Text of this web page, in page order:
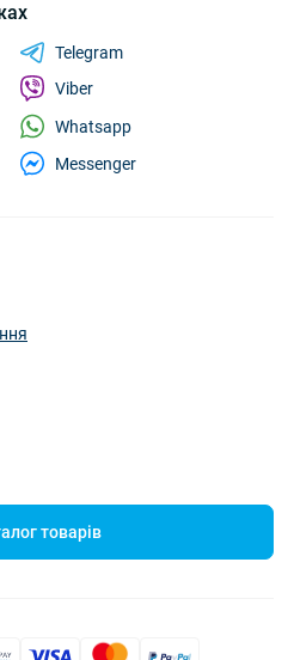
товарів
Telegram
Viber
Whatsapp
Messenger